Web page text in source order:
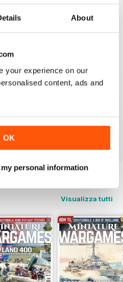
About
your experience on our
content, ads and
OK
personal information
regarding
Visualizza tutti